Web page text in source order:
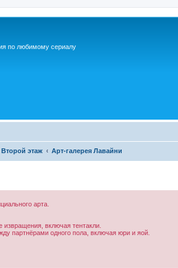
по любимому сериалу
Второй этаж Арт-галерея Лавайни
арта.
включая тентакли.
партнёрами одного пола, включая юри и яой.